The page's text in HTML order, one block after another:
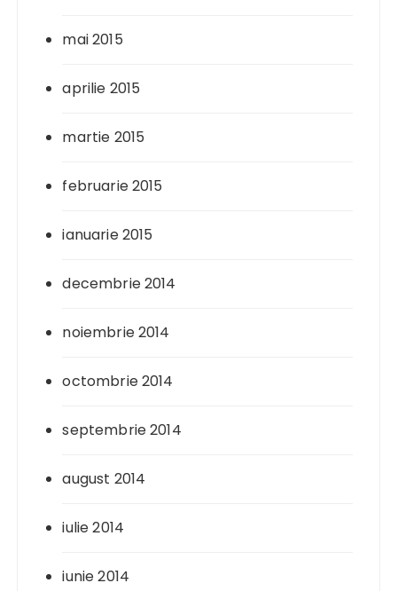
mai 2015
aprilie 2015
martie 2015
februarie 2015
ianuarie 2015
decembrie 2014
noiembrie 2014
octombrie 2014
septembrie 2014
august 2014
iulie 2014
iunie 2014